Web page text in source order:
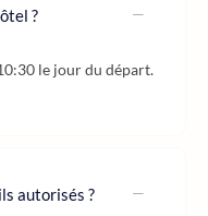
?
le jour du départ.
autorisés ?